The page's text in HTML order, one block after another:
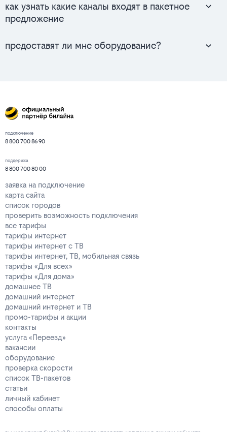
как узнать какие каналы входят в пакетное
предложение
предоставят ли мне оборудование?
подключение
8 800 700 86 90
поддержка
8 800 700 80 00
заявка на подключение
карта сайта
список городов
проверить возможность подключения
все тарифы
тарифы интернет
тарифы интернет с ТВ
тарифы интернет, ТВ, мобильная связь
тарифы «Для всех»
тарифы «Для дома»
домашнее ТВ
домашний интернет
домашний интернет и ТВ
промо-тарифы и акции
контакты
услуга «Переезд»
вакансии
оборудование
проверка скорости
список ТВ-пакетов
статьи
личный кабинет
способы оплаты